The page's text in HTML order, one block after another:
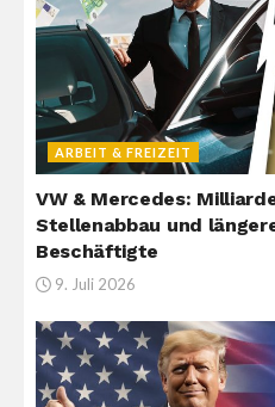
ARBEIT & FREIZEIT
VW & Mercedes:
Stellenabbau und
Beschäftigte
9. Juli 2026